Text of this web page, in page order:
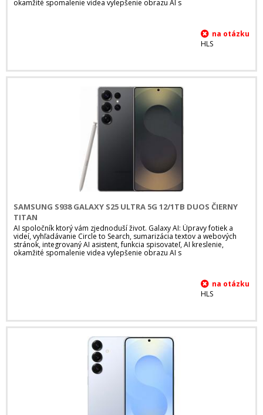
okamžité spomalenie videa vylepšenie obrazu AI s
HLS
SAMSUNG S938 GALAXY S25 ULTRA 5G 12/1TB DUOS ČIERNY
TITAN
AI spoločník ktorý vám zjednoduší život. Galaxy AI: Úpravy fotiek a
videí, vyhľadávanie Circle to Search, sumarizácia textov a webových
stránok, integrovaný AI asistent, funkcia spisovateľ, AI kreslenie,
okamžité spomalenie videa vylepšenie obrazu AI s
HLS